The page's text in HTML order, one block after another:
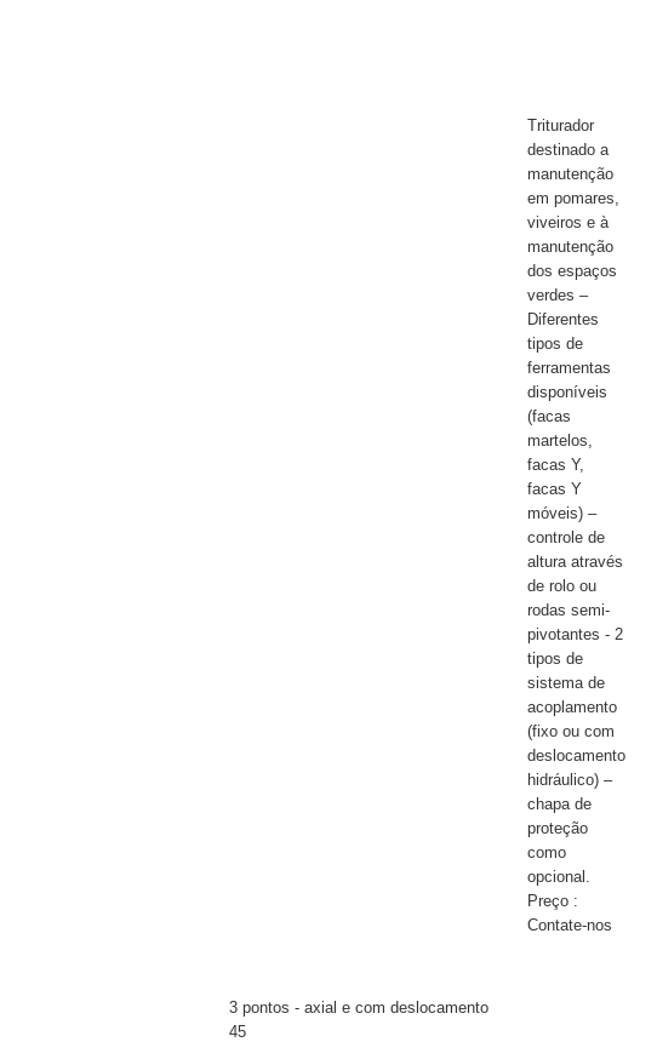
Triturador
destinado a
manutenção
em pomares,
viveiros e à
manutenção
dos espaços
verdes –
Diferentes
tipos de
ferramentas
disponíveis
(facas
martelos,
facas Y,
facas Y
móveis) –
controle de
altura através
de rolo ou
rodas semi-
pivotantes - 2
tipos de
sistema de
acoplamento
(fixo ou com
deslocamento
hidráulico) –
chapa de
proteção
como
opcional.
Preço :
Contate-nos
3 pontos - axial e com deslocamento
45